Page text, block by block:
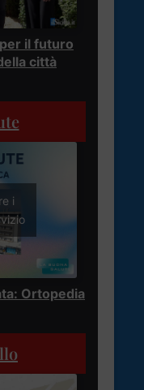
il futuro
città
i
Ortopedia